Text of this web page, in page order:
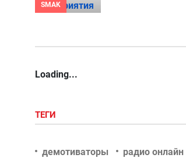
SMAK
Loading...
ТЕГИ
демотиваторы
радио онлайн